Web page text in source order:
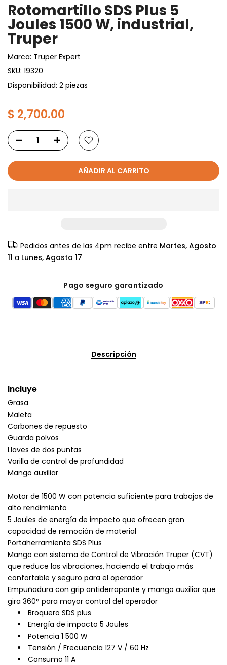
Rotomartillo SDS Plus 5
Joules 1500 W, industrial,
Truper
Marca: Truper Expert
SKU: 19320
Disponibilidad: 2 piezas
$ 2,700.00
AÑADIR AL CARRITO
Pedidos antes de las 4pm recibe entre Martes, Agosto
11 a Lunes, Agosto 17
Pago seguro garantizado
Descripción
Incluye
Grasa
Maleta
Carbones de repuesto
Guarda polvos
Llaves de dos puntas
Varilla de control de profundidad
Mango auxiliar
Motor de 1500 W con potencia suficiente para trabajos de
alto rendimiento
5 Joules de energía de impacto que ofrecen gran
capacidad de remoción de material
Portaherramienta SDS Plus
Mango con sistema de Control de Vibración Truper (CVT)
que reduce las vibraciones, haciendo el trabajo más
confortable y seguro para el operador
Empuñadura con grip antiderrapante y mango auxiliar que
gira 360° para mayor control del operador
Broquero SDS plus
Energía de impacto 5 Joules
Potencia 1 500 W
Tensión / Frecuencia 127 V / 60 Hz
Consumo 11 A